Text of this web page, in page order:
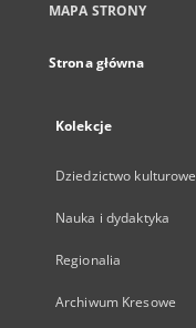
MAPA STRONY
Strona główna
Kolekcje
Dziedzictwo kulturowe
Nauka i dydaktyka
Regionalia
Archiwum Kresowe